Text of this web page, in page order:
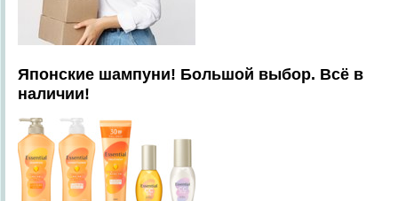
Японские шампуни! Большой выбор. Всё в
наличии!